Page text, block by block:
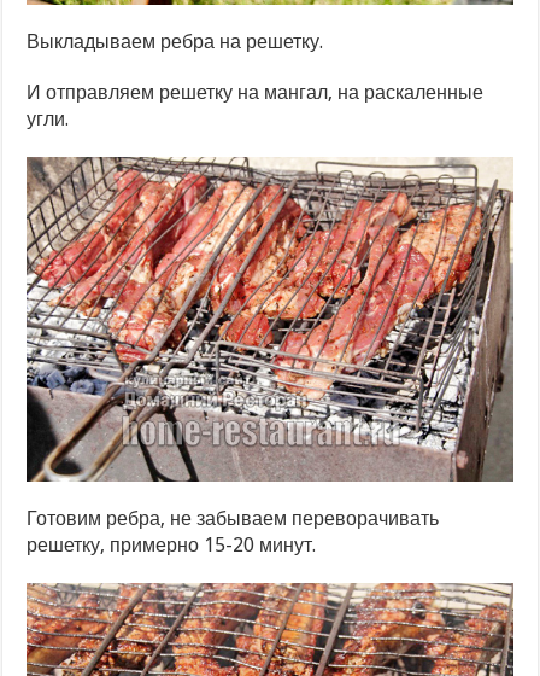
Выкладываем ребра на решетку.
И отправляем решетку на мангал, на раскаленные
угли.
Готовим ребра, не забываем переворачивать
решетку, примерно 15-20 минут.